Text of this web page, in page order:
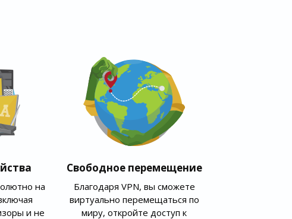
на
и не
Свободное перемещение
Благодаря VPN, вы сможете
виртуально перемещаться по
миру, откройте доступ к